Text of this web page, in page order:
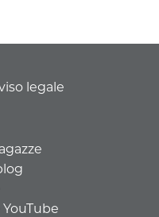
legale